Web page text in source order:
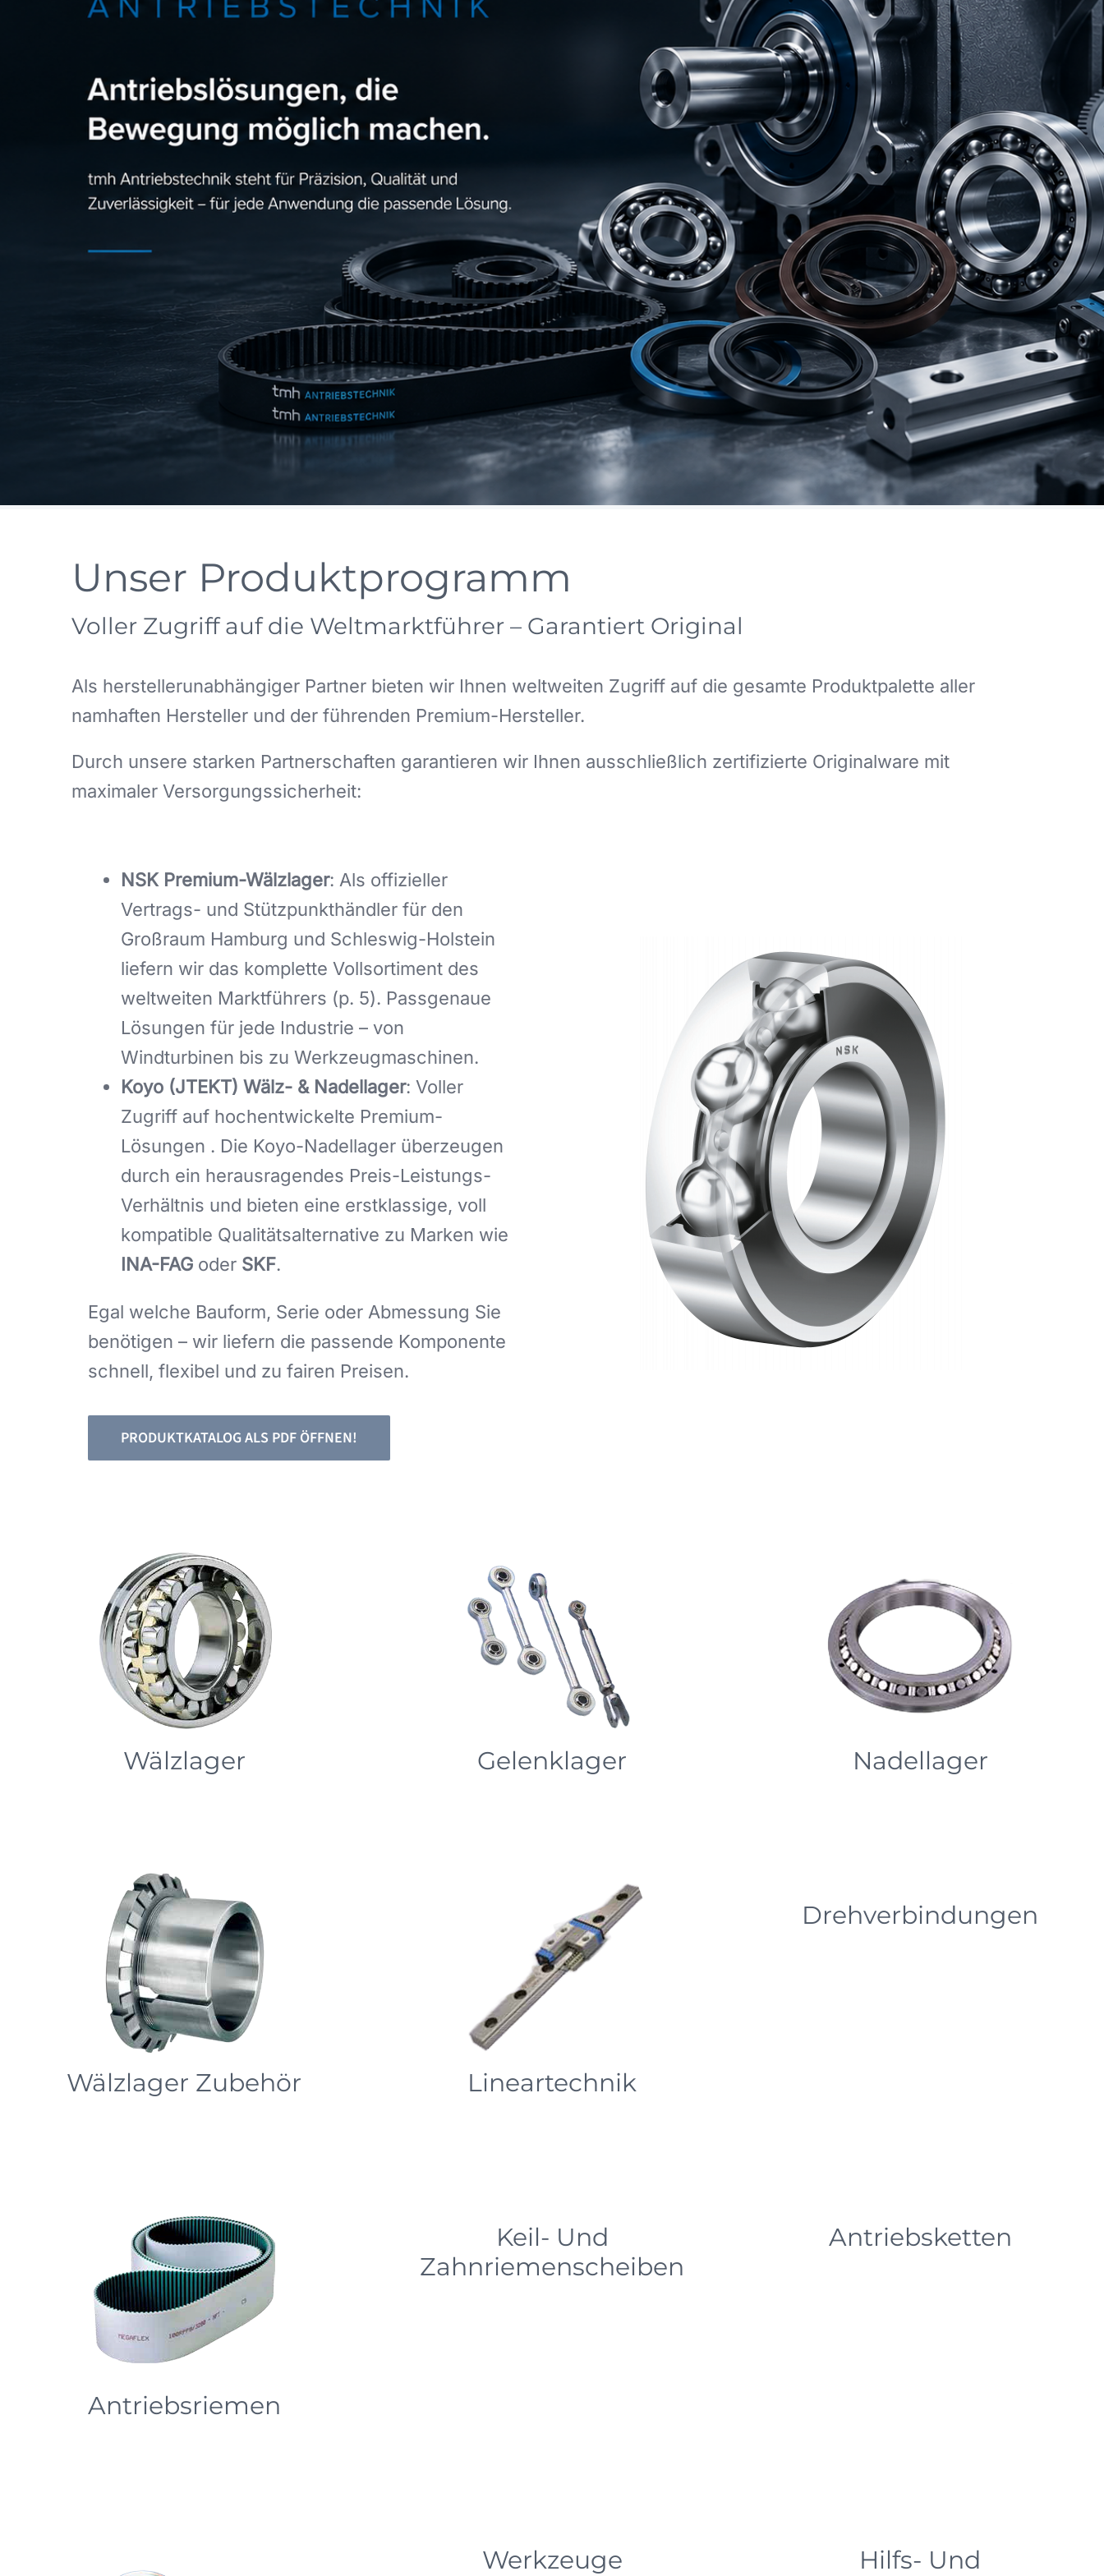
Unser Produktprogramm
Voller Zugriff auf die Weltmarktführer – Garantiert Original
Als herstellerunabhängiger Partner bieten wir Ihnen weltweiten Zugriff auf die gesamte Produktpalette aller
namhaften Hersteller und der führenden Premium-Hersteller.
Durch unsere starken Partnerschaften garantieren wir Ihnen ausschließlich zertifizierte Originalware mit
maximaler Versorgungssicherheit:
NSK Premium-Wälzlager: Als offizieller
Vertrags- und Stützpunkthändler für den
Großraum Hamburg und Schleswig-Holstein
liefern wir das komplette Vollsortiment des
weltweiten Marktführers (p. 5). Passgenaue
Lösungen für jede Industrie – von
Windturbinen bis zu Werkzeugmaschinen.
Koyo (JTEKT) Wälz- & Nadellager: Voller
Zugriff auf hochentwickelte Premium-
Lösungen . Die Koyo-Nadellager überzeugen
durch ein herausragendes Preis-Leistungs-
Verhältnis und bieten eine erstklassige, voll
kompatible Qualitätsalternative zu Marken wie
INA-FAGoder SKF.
Egal welche Bauform, Serie oder Abmessung Sie
benötigen – wir liefern die passende Komponente
schnell, flexibel und zu fairen Preisen.
PRODUKTKATALOG ALS PDF ÖFFNEN!
Wälzlager Gelenklager Nadellager
Wälzlager Zubehör Lineartechnik
Drehverbindungen
Antriebsriemen
Keil- Und
Zahnriemenscheiben
Antriebsketten
Werkzeuge
Hilfs- Und